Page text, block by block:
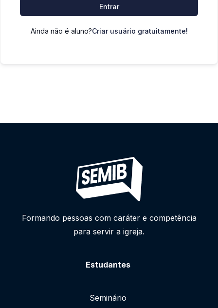
Entrar
Ainda não é aluno?Criar usuário gratuitamente!
Formando pessoas com caráter e competência
para servir a igreja.
Estudantes
Seminário